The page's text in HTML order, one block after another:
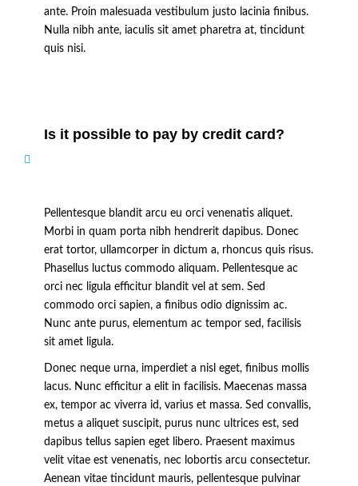
ante. Proin malesuada vestibulum justo lacinia finibus.
Nulla nibh ante, iaculis sit amet pharetra at, tincidunt
quis nisi.
Is it possible to pay by credit card?
Pellentesque blandit arcu eu orci venenatis aliquet.
Morbi in quam porta nibh hendrerit dapibus. Donec
erat tortor, ullamcorper in dictum a, rhoncus quis risus.
Phasellus luctus commodo aliquam. Pellentesque ac
orci nec ligula efficitur blandit vel at sem. Sed
commodo orci sapien, a finibus odio dignissim ac.
Nunc ante purus, elementum ac tempor sed, facilisis
sit amet ligula.
Donec neque urna, imperdiet a nisl eget, finibus mollis
lacus. Nunc efficitur a elit in facilisis. Maecenas massa
ex, tempor ac viverra id, varius et massa. Sed convallis,
metus a aliquet suscipit, purus nunc ultrices est, sed
dapibus tellus sapien eget libero. Praesent maximus
velit vitae est venenatis, nec lobortis arcu consectetur.
Aenean vitae tincidunt mauris, pellentesque pulvinar